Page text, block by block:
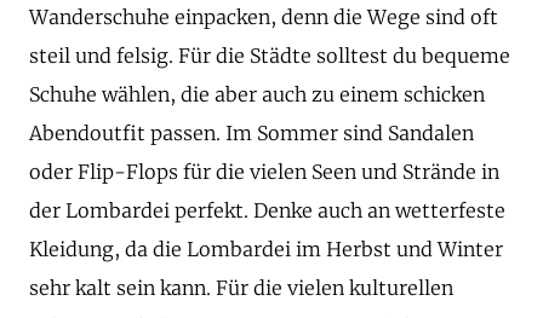
Wanderschuhe einpacken, denn die Wege sind oft
steil und felsig. Für die Städte solltest du bequeme
Schuhe wählen, die aber auch zu einem schicken
Abendoutfit passen. Im Sommer sind Sandalen
oder Flip-Flops für die vielen Seen und Strände in
der Lombardei perfekt. Denke auch an wetterfeste
Kleidung, da die Lombardei im Herbst und Winter
sehr kalt sein kann. Für die vielen kulturellen